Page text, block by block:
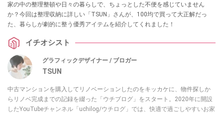
家の中の整理整頓や日々の暮らしで、ちょっとした不便を感じていません
か？今回は整理収納に詳しい「TSUN」さんが、100均で買って大正解だっ
た、暮らしが劇的に整う優秀アイテムを紹介してくれました！
イチオシスト
グラフィックデザイナー / ブロガー
TSUN
中古マンションを購入してリノベーションしたのをキッカケに、物件探しか
らリノベ完成までの記録を綴った「ウチブログ」をスタート。2020年に開設
したYouTubeチャンネル「uchilog/ウチログ」では、快適で過ごしやすいお家